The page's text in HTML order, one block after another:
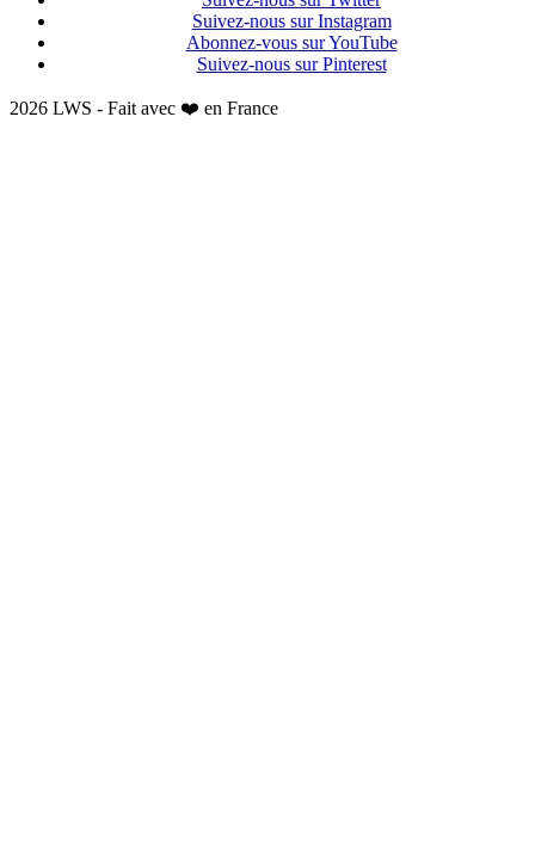
Suivez-nous sur Instagram
Abonnez-vous sur YouTube
Suivez-nous sur Pinterest
2026 LWS - Fait avec ❤️ en France